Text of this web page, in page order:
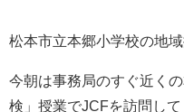
松本市立本郷小学校の地
今朝は事務局のすぐ近く
検」授業でJCFを訪問して